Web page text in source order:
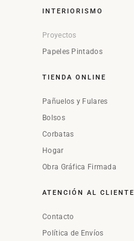
INTERIORISMO
Proyectos
Papeles Pintados
TIENDA ONLINE
Pañuelos y Fulares
Bolsos
Corbatas
Hogar
Obra Gráfica Firmada
ATENCIÓN AL CLIENTE
Contacto
Política de Envíos